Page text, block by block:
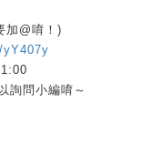
加@唷！)
詢問小編唷～